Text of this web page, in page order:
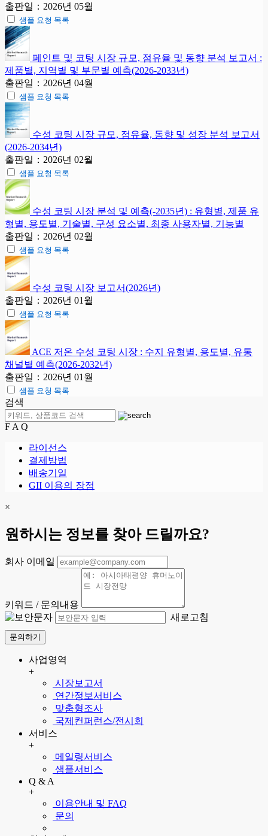
출판일：2026년 05월
샘플 요청 목록
페인트 및 코팅 시장 규모, 점유율 및 동향 분석 보고서 :
제품별, 지역별 및 부문별 예측(2026-2033년)
출판일：2026년 04월
샘플 요청 목록
수성 코팅 시장 규모, 점유율, 동향 및 성장 분석 보고서
(2026-2034년)
출판일：2026년 02월
샘플 요청 목록
수성 코팅 시장 분석 및 예측(-2035년) : 유형별, 제품 유
형별, 용도별, 기술별, 구성 요소별, 최종 사용자별, 기능별
출판일：2026년 02월
샘플 요청 목록
수성 코팅 시장 보고서(2026년)
출판일：2026년 01월
샘플 요청 목록
ACE 저온 수성 코팅 시장 : 수지 유형별, 용도별, 유통
채널별 예측(2026-2032년)
출판일：2026년 01월
샘플 요청 목록
검색
F A Q
라이선스
결제방법
배송기일
GII 이용의 장점
×
원하시는 정보를 찾아 드릴까요?
회사 이메일
키워드 / 문의내용
새로고침
문의하기
사업영역
+
시장보고서
연간정보서비스
맞춤형조사
국제컨퍼런스/전시회
서비스
+
메일링서비스
샘플서비스
Q & A
+
이용안내 및 FAQ
문의